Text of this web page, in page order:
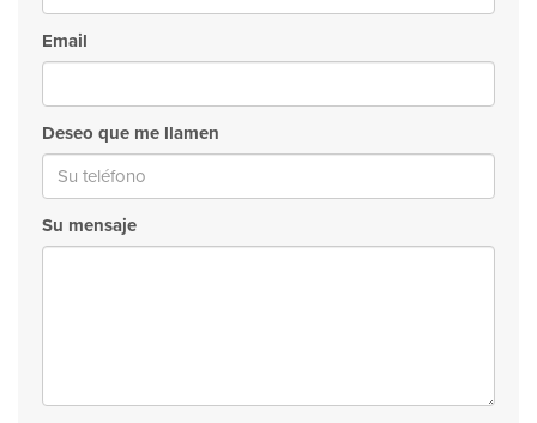
Email
Deseo que me llamen
Su mensaje